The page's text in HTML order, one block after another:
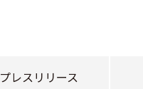
プレスリリース